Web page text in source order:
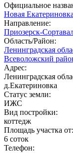
Официальное
Новая Екатериновка
Направление:
Приозерск-
Область/Район:
Ленинградская
Всеволожский
Адрес:
Ленинградская
д.Екатериновка
Статус земли:
ИЖС
Вид постройки:
коттедж
Площадь участка от:
6 соток
Телефон: